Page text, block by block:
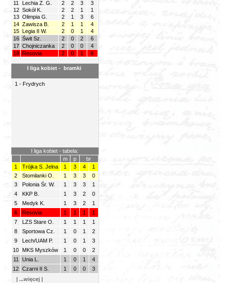
11
Lechia Z. G. 2 2 3
3
12 Sokół K. 2 2 1
1
13 Olimpia G. 2 1 3
6
14 Zawisza B. 2 1 1
4
15 Legia II W. 2 0 1
4
16 Świt Sz. 2 0 2
6
17 Chojniczanka 2 0 0
4
18 Resovia 2 0 1 6
I liga kobiet - bramki
1 - Frydrych
I liga kobiet - tabela:
m
p
br
1
Trójka S. Jelna 1 3 4
1
2
Stomilanki O. 1 3 3
0
3
Polonia Śr. W. 1 3 3
1
4
KKP B. 1 3 2
0
5
Medyk K. 1 3 2
1
6
Resovia 1 1 1
1
7
LZS Stare O. 1 1 1
1
8
Sportowa Cz. 1 0 1
2
9
Lech/UAM P. 1 0 1
3
10
MKS Myszków 1 0 0
2
11
Unia L. 1 0 1
4
12 Czarni II S. 1 0 0
3
| ...więcej |